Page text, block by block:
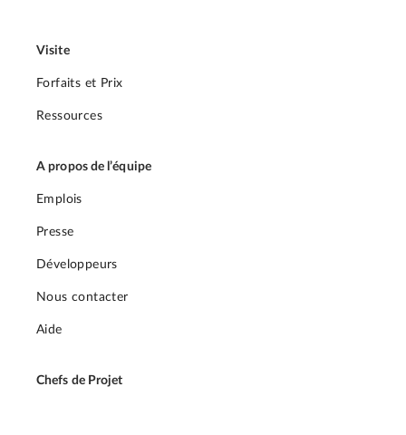
Visite
Forfaits et Prix
Ressources
A propos de l’équipe
Emplois
Presse
Développeurs
Nous contacter
Aide
Chefs de Projet